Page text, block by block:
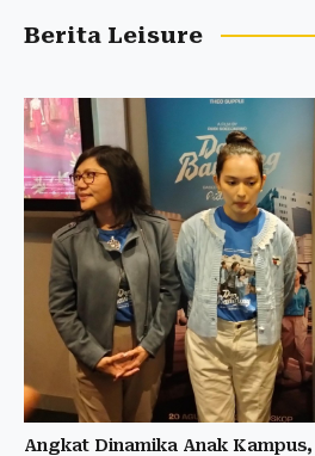
Berita Leisure
Angkat Dinamika Anak